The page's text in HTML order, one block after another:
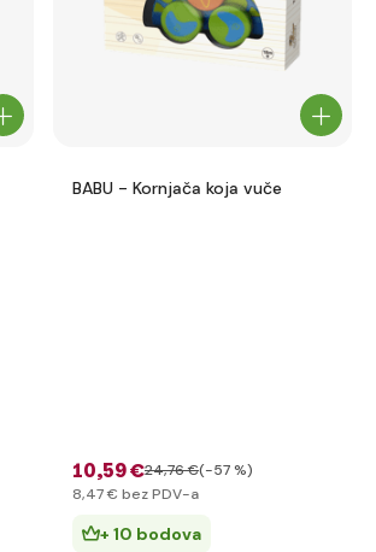
BABU - Kornjača koja vuče
10,59 €24,76 €(-57 %)
8,47 € bez PDV-a
+ 10 bodova